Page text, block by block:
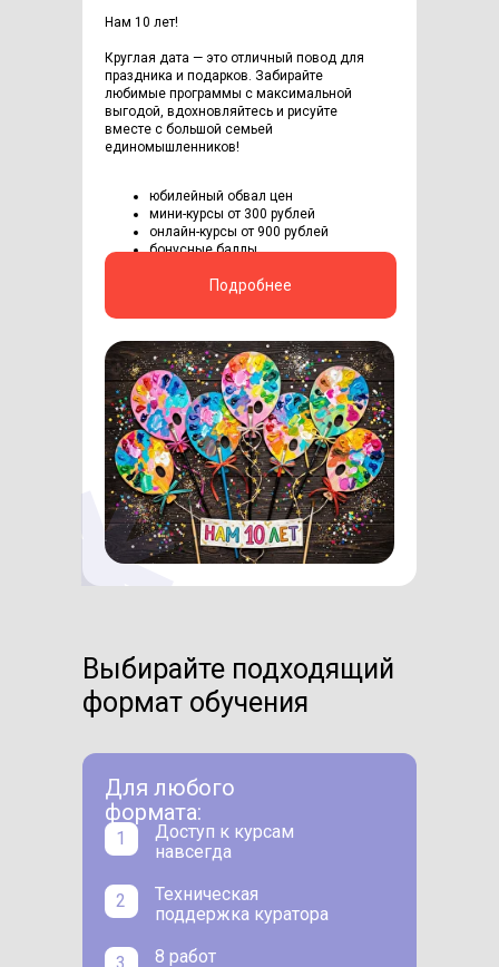
Нам 10 лет!
Круглая дата — это отличный повод для
праздника и подарков. Забирайте
любимые программы с максимальной
выгодой, вдохновляйтесь и рисуйте
вместе с большой семьей
единомышленников!
юбилейный обвал цен
мини-курсы от 300 рублей
онлайн-курсы от 900 рублей
бонусные баллы
Подробнее
Выбирайте подходящий
формат обучения
8 работ
Для любого
формата:
Доступ к курсам
навсегда
Техническая
поддержка куратора
1
2